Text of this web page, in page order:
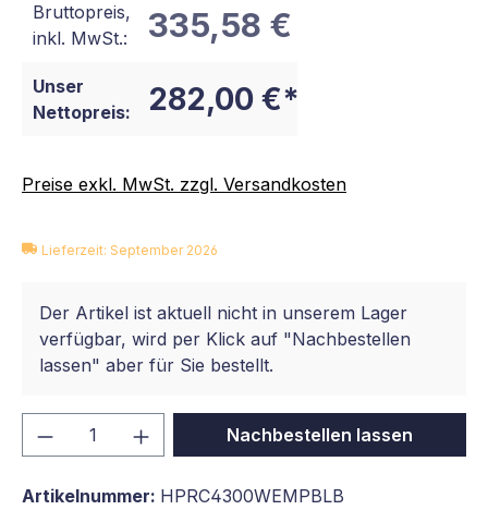
Bruttopreis,
inkl. MwSt.:
335,58 €
Unser
Nettopreis:
282,00 €*
Preise exkl. MwSt. zzgl. Versandkosten
Lieferzeit: September 2026
Der Artikel ist aktuell nicht in unserem Lager
verfügbar, wird per Klick auf "Nachbestellen
lassen" aber für Sie bestellt.
Produkt Anzahl: Gib denNachbestellen lassen
Artikelnummer: HPRC4300WEMPBLB